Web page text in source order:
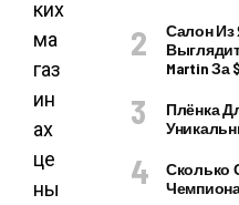
ких
ма
газ
ин
ах
це
ны
Салон Из
Martin За
Плёнка
Сколько